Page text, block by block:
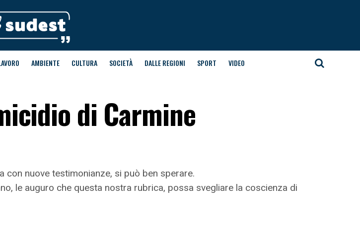
AMBIENTE CULTURA SOCIETÀ DALLE REGIONI SPORT VIDEO
di Carmine
nuove testimonianze, si può ben sperare.
le auguro che questa nostra rubrica, possa svegliare la coscienza di